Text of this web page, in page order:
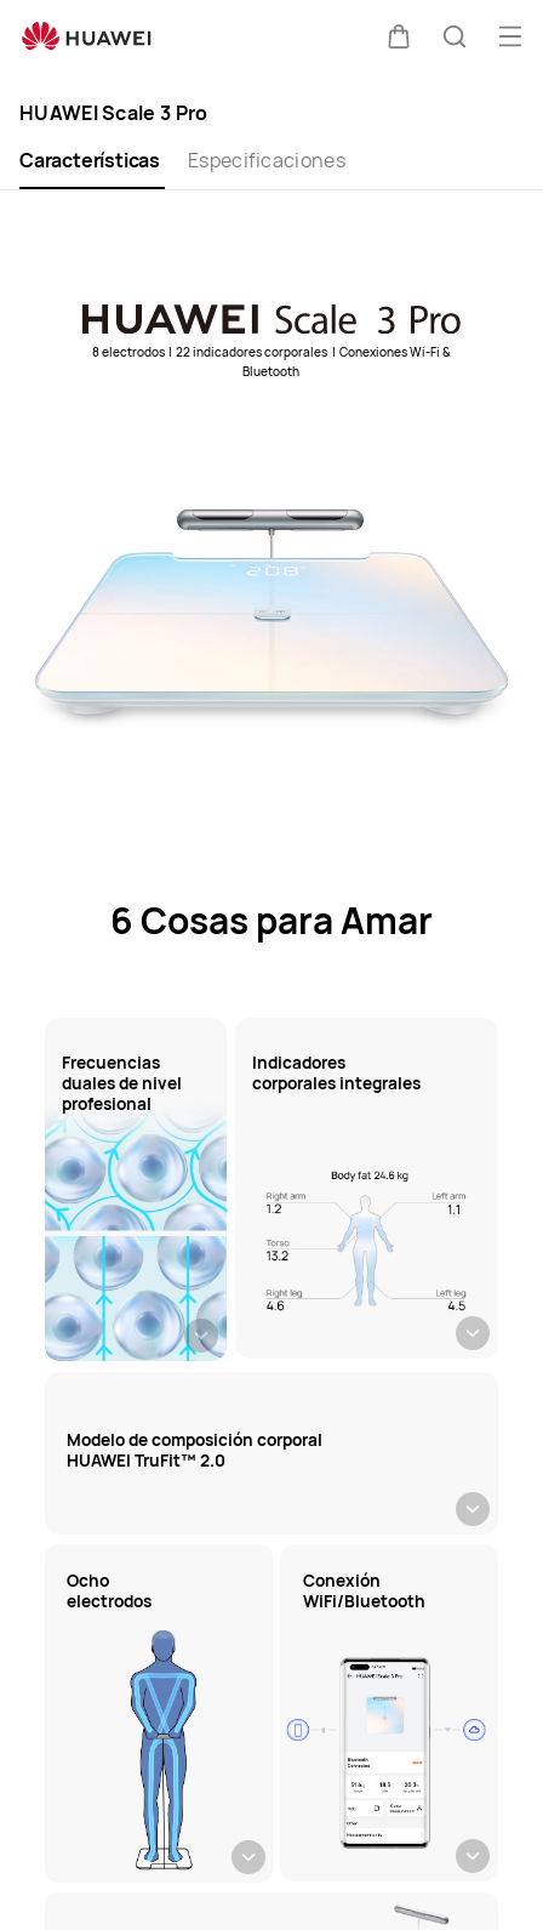
Scale
ProHUAWEI Scale 3 Pro
Características
Especificaciones
8 electrodos | 22 indicadores corporales | Conexiones Wi-Fi &
Bluetooth
6 Cosas para Amar
Frecuencias
duales de nivel
profesional
Indicadores
corporales integrales
Modelo de composición corporal
HUAWEI TruFit™ 2.0
Ocho
electrodos
Conexión
WiFi/Bluetooth